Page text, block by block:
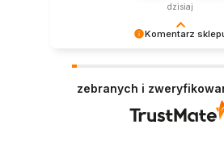
Komentarz
jak Ty. Z pozdrowieniami,
dzisiaj
zebranych i